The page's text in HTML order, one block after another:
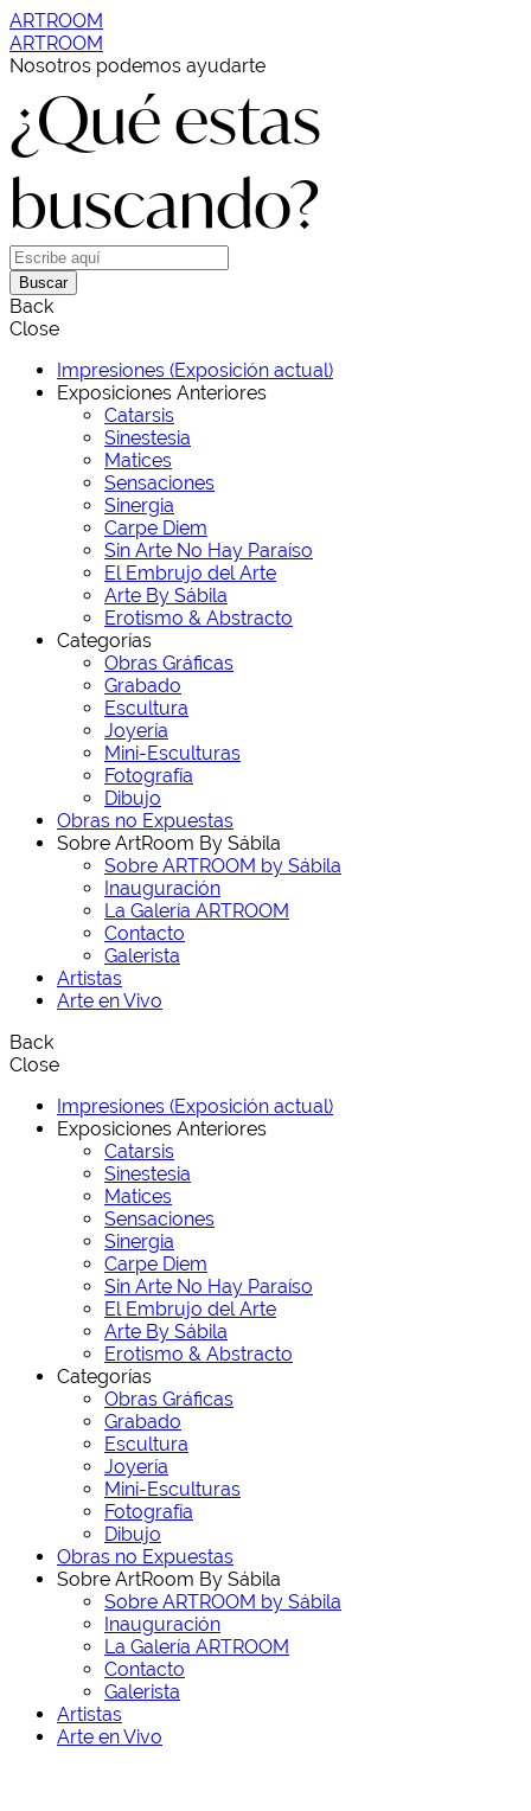
ARTROOM
ARTROOM
Nosotros podemos ayudarte
¿Qué estas
buscando?
Buscar
Back
Close
Impresiones (Exposición actual)
Exposiciones Anteriores
Catarsis
Sinestesia
Matices
Sensaciones
Sinergia
Carpe Diem
Sin Arte No Hay Paraíso
El Embrujo del Arte
Arte By Sábila
Erotismo & Abstracto
Categorías
Obras Gráficas
Grabado
Escultura
Joyería
Mini-Esculturas
Fotografía
Dibujo
Obras no Expuestas
Sobre ArtRoom By Sábila
Sobre ARTROOM by Sábila
Inauguración
La Galería ARTROOM
Contacto
Galerista
Artistas
Arte en Vivo
Back
Close
Impresiones (Exposición actual)
Exposiciones Anteriores
Catarsis
Sinestesia
Matices
Sensaciones
Sinergia
Carpe Diem
Sin Arte No Hay Paraíso
El Embrujo del Arte
Arte By Sábila
Erotismo & Abstracto
Categorías
Obras Gráficas
Grabado
Escultura
Joyería
Mini-Esculturas
Fotografía
Dibujo
Obras no Expuestas
Sobre ArtRoom By Sábila
Sobre ARTROOM by Sábila
Inauguración
La Galería ARTROOM
Contacto
Galerista
Artistas
Arte en Vivo